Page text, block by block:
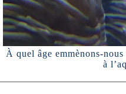
À quel âge emmènons-
à